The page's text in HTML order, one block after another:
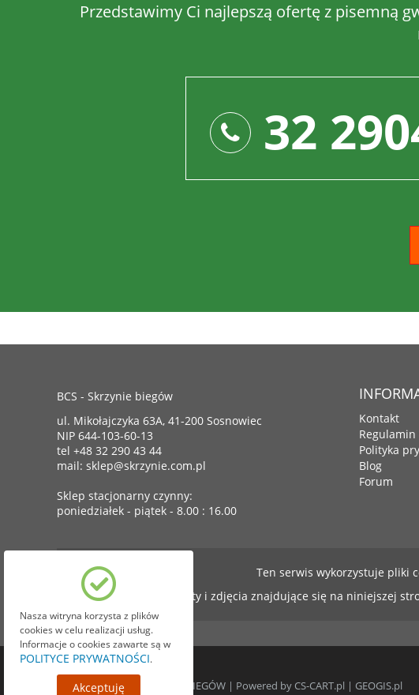
Przedstawimy Ci najlepszą ofertę z pisemną
32
BCS - Skrzynie biegów
ul. Mikołajczyka 63A, 41-200 Sosnowiec
NIP 644-103-60-13
tel +48 32 290 43 44
mail: sklep@skrzynie.com.pl
Sklep stacjonarny czynny:
poniedziałek - piątek - 8.00 : 16.00
Kontakt
Regulamin
Polityka
Blog
Forum
Ten serwis wykorzystuje pliki
Teksty i zdjęcia znajdujące się na niniejszej
© 1999-2026 BCS SKRZYNIE BIEGÓW | Powered byCS-CART.pl | GEOGIS.pl
Nasza witryna korzysta z plików
cookies w celu realizacji usług.
Informacje o cookies zawarte są w
POLITYCE PRYWATNOŚCI.
Akceptuję